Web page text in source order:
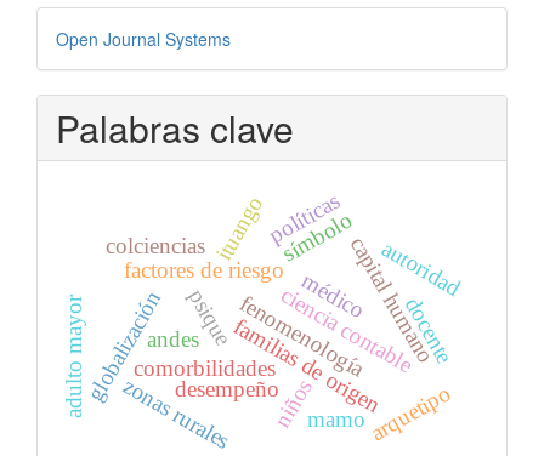
Desarrollado
por
Open Journal Systems
Palabras clave
ciencia contable
capital humano
factores de riesgo
comorbilidades
autoridad
familias de origen
niños
globalización desempeño
zonas rurales
adulto mayor
símbolo
arquetipo
fenomenología
psique médico
ituango
andes
colciencias
docente
políticas
mamo